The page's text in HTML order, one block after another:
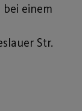
einem
Str.